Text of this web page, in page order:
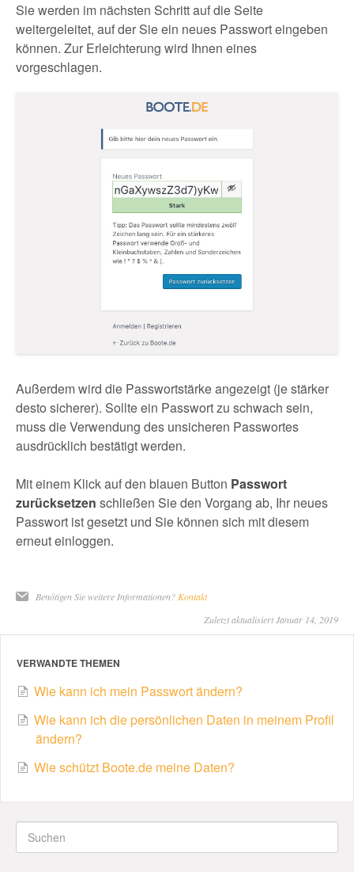
Sie werden im nächsten Schritt auf die Seite
weitergeleitet, auf der Sie ein neues Passwort eingeben
können. Zur Erleichterung wird Ihnen eines
vorgeschlagen.
Außerdem wird die Passwortstärke angezeigt (je stärker
desto sicherer). Sollte ein Passwort zu schwach sein,
muss die Verwendung des unsicheren Passwortes
ausdrücklich bestätigt werden.
Mit einem Klick auf den blauen Button Passwort
zurücksetzen schließen Sie den Vorgang ab, Ihr neues
Passwort ist gesetzt und Sie können sich mit diesem
erneut einloggen.
Benötigen Sie weitere Informationen?Kontakt
Zuletzt aktualisiert Januar 14, 2019
VERWANDTE THEMEN
Wie kann ich mein Passwort ändern?
Wie kann ich die persönlichen Daten in meinem Profil
ändern?
Wie schützt Boote.de meine Daten?